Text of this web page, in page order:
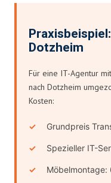
Dotzheim
Für eine IT-Agentur
nach Dotzheim
Kosten:
Grundpreis
Spezieller IT-
Möbelmontage: